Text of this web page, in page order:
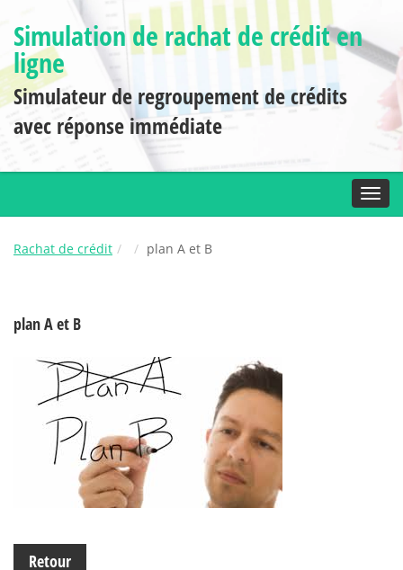
Simulation de rachat de crédit en
ligne
Simulateur de regroupement de crédits
avec réponse immédiate
Rachat de crédit plan A et B
plan A et B
Retour